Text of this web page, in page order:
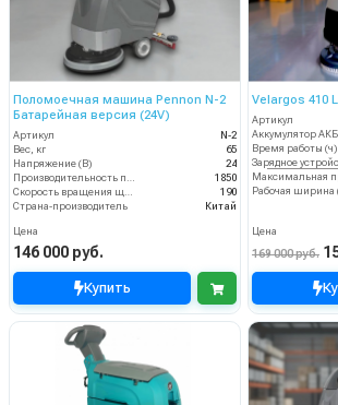
Поломоечная машина Pennon N-2
Батарейная версия (24V)
Артикул
N-2
Вес, кг
65
Напряжение (В)
24
Производительность по площади (м2/ч)
1850
Скорость вращения щётки (об/мин)
190
Страна-производитель
Китай
Цена
146 000 руб.
Купить
Velargos 410
Артикул
Аккумулятор АКБ
Время работы (ч)
Зарядное
Рабочая
Цена
169 000 руб.